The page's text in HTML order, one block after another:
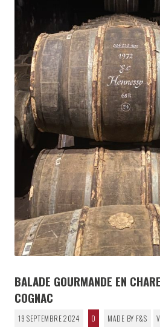
BALADE GOURMANDE EN
COGNAC
19 SEPTEMBRE 2024 0 MADE BY F&S